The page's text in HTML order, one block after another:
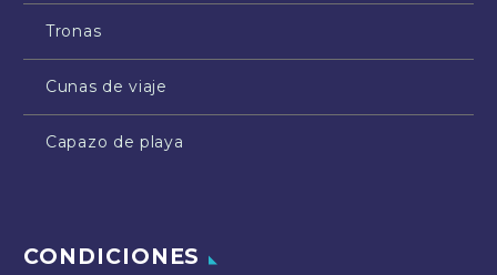
Tronas
Cunas de viaje
Capazo de playa
CONDICIONES